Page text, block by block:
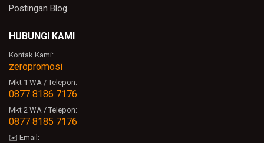
Postingan Blog
HUBUNGI KAMI
Kontak Kami:
zeropromosi
Mkt 1 WA / Telepon:
0877 8186 7176
Mkt 2 WA / Telepon:
0877 8185 7176
✉️ Email: